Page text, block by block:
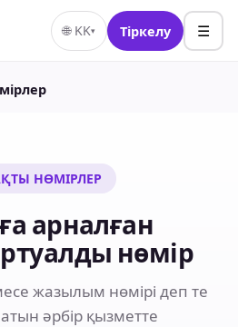
🌐 KK▾ Тіркелу ☰
НӨМІРЛЕР
арналған
нөмір
жазылым нөмірі деп те
әрбір қызметте